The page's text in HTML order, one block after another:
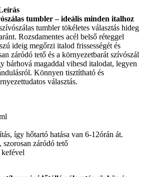
tumbler – ideális minden italhoz
tumbler tökéletes választás hideg
Rozsdamentes acél belső réteggel
ideig megőrzi italod frissességét és
záródó tető és a környezetbarát szívószál
bárhová magaddal vihesd italodat, legyen
Könnyen tisztítható és
választás.
így hőtartó hatása van 6-12órán át.
szorosan záródó tető